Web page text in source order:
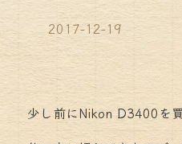
2017-12-19
少し前にNikon D3400を